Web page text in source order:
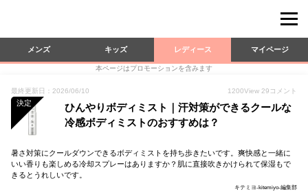
メンズ キッズ レディース マイページ
本ページはプロモーションを含みます
最終更新日：2026/06/10 1200View 29 コメント
決定
ひんやりボディミスト｜汗対策ができるクールな
冷感ボディミストのおすすめは？
暑さ対策にクールダウンできるボディミストを持ち歩きたいです。爽快感と一緒に
いい香りも楽しめる冷却スプレーはありますか？肌に直接吹きかけられて保湿もで
きるとうれしいです。
キテミヨ-kitemiyo-編集部